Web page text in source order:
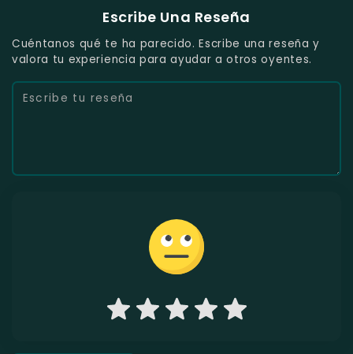
Escribe Una Reseña
Cuéntanos qué te ha parecido. Escribe una reseña y
valora tu experiencia para ayudar a otros oyentes.